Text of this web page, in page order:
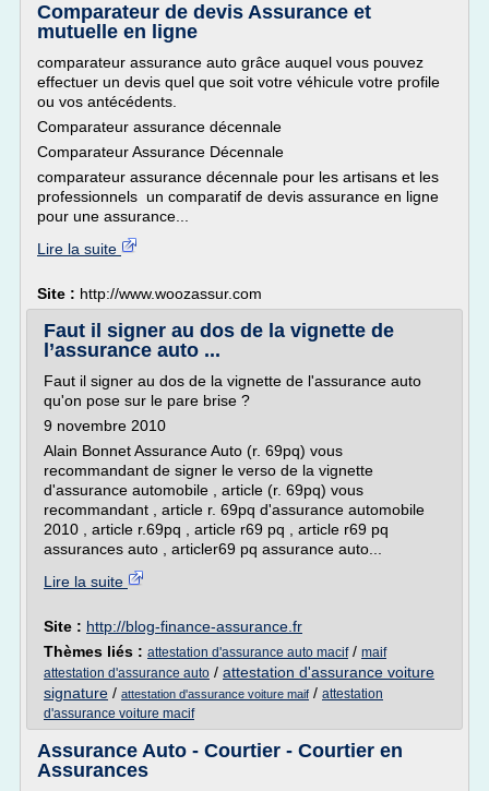
Comparateur de devis Assurance et
mutuelle en ligne
comparateur assurance auto grâce auquel vous pouvez
effectuer un devis quel que soit votre véhicule votre profile
ou vos antécédents.
Comparateur assurance décennale
Comparateur Assurance Décennale
comparateur assurance décennale pour les artisans et les
professionnels un comparatif de devis assurance en ligne
pour une assurance...
Lire la suite
Site : http://www.woozassur.com
Faut il signer au dos de la vignette de
l’assurance auto ...
Faut il signer au dos de la vignette de l'assurance auto
qu'on pose sur le pare brise ?
9 novembre 2010
Alain Bonnet Assurance Auto (r. 69pq) vous
recommandant de signer le verso de la vignette
d'assurance automobile , article (r. 69pq) vous
recommandant , article r. 69pq d'assurance automobile
2010 , article r.69pq , article r69 pq , article r69 pq
assurances auto , articler69 pq assurance auto...
Lire la suite
Site : http://blog-finance-assurance.fr
Thèmes liés : attestation d'assurance auto macif/ maif
attestation d'assurance auto / attestation d'assurance voiture
signature / attestation d'assurance voiture maif / attestation
d'assurance voiture macif
Assurance Auto - Courtier - Courtier en
Assurances